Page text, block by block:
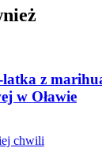
z
w Oławie
chwili